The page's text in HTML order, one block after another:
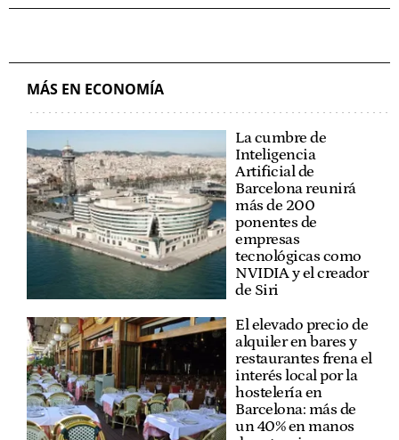
MÁS EN ECONOMÍA
La cumbre de
Inteligencia
Artificial de
Barcelona reunirá
más de 200
ponentes de
empresas
tecnológicas como
NVIDIA y el creador
de Siri
El elevado precio de
alquiler en bares y
restaurantes frena el
interés local por la
hostelería en
Barcelona: más de
un 40% en manos